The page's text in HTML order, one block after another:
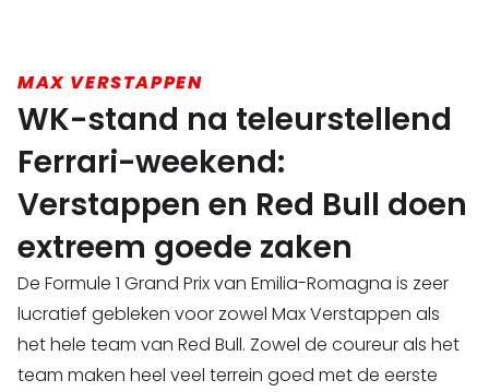
MAX VERSTAPPEN
WK-stand na teleurstellend
Ferrari-weekend:
Verstappen en Red Bull doen
extreem goede zaken
De Formule 1 Grand Prix van Emilia-Romagna is zeer
lucratief gebleken voor zowel Max Verstappen als
het hele team van Red Bull. Zowel de coureur als het
team maken heel veel terrein goed met de eerste